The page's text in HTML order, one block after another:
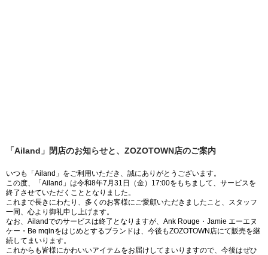
「Ailand」閉店のお知らせと、ZOZOTOWN店のご案内
いつも「Ailand」をご利用いただき、誠にありがとうございます。
この度、「Ailand」は令和8年7月31日（金）17:00をもちまして、サービスを
終了させていただくこととなりました。
これまで長きにわたり、多くのお客様にご愛顧いただきましたこと、スタッフ
一同、心より御礼申し上げます。
なお、Ailandでのサービスは終了となりますが、Ank Rouge・Jamie エーエヌ
ケー・Be mqinをはじめとするブランドは、今後もZOZOTOWN店にて販売を継
続してまいります。
これからも皆様にかわいいアイテムをお届けしてまいりますので、今後はぜひ